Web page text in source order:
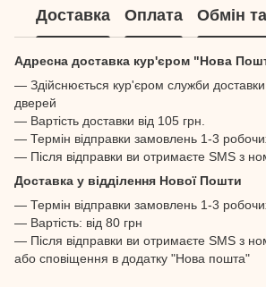
Доставка Оплата Обмін
Адресна доставка кур'єром "Нова
— Здійснюється кур'єром служби
дверей
— Вартість доставки від 105 грн.
— Термін відправки замовлень 1-3
— Після відправки ви отримаєте SMS з
Доставка у відділення Нової Пошти
— Термін відправки замовлень 1-3
— Вартість: від 80 грн
— Після відправки ви отримаєте SMS з
або сповіщення в додатку "Нова пошта"